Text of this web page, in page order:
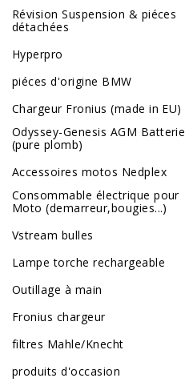
Révision Suspension & piéces
détachées
Hyperpro
piéces d'origine BMW
Chargeur Fronius (made in EU)
Odyssey-Genesis AGM Batterie
(pure plomb)
Accessoires motos Nedplex
Consommable électrique pour
Moto (demarreur,bougies...)
Vstream bulles
Lampe torche rechargeable
Outillage à main
Fronius chargeur
filtres Mahle/Knecht
produits d'occasion